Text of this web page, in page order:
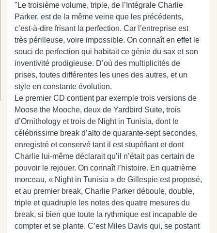
"Le troisième volume, triple, de l’Intégrale Charlie
Parker, est de la même veine que les précédents,
c’est-à-dire frisant la perfection. Car l’entreprise est
très périlleuse, voire impossible. On connaît en effet le
souci de perfection qui habitait ce génie du sax et son
inventivité prodigieuse. D’où des multiplicités de
prises, toutes différentes les unes des autres, et un
style en constante évolution.
Le premier CD contient par exemple trois versions de
Moose the Mooche, deux de Yardbird Suite, trois
d’Ornithology et trois de Night in Tunisia, dont le
célébrissime break d’alto de quarante-sept secondes,
enregistré et conservé tant il est stupéfiant et dont
Charlie lui-même déclarait qu’il n’était pas certain de
pouvoir le rejouer. On connaît l’histoire. En quatrième
morceau, « Night in Tunisia » de Gillespie est proposé,
et au premier break, Charlie Parker déboule, double,
triple et quadruple les notes des quatre mesures du
break, si bien que toute la rythmique est incapable de
compter et se plante. C’est Miles Davis qui, se postant